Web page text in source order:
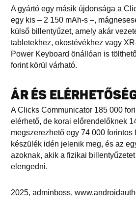
A gyártó egy másik újdonsága a
egy kis – 2 150 mAh-s –,
külső billentyűzet, amely akár
tabletekhez, okostévékhez vagy
Power Keyboard önállóan is
forint körül várható.
ÁR ÉS
A Clicks Communicator 185 000
elérhető, de korai előrendelőknek
megszerezhető egy 74 000 forintos
készülék idén jelenik meg, és az
azoknak, akik a fizikai
elengedni.
2025, adminboss,